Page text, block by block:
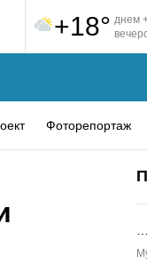
+18° днем
Фоторепортаж